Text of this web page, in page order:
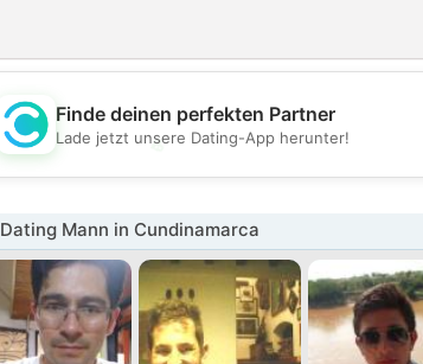
💖
Finde deinen perfekten Partner
Lade jetzt unsere Dating-App herunter!
Dating Mann in Cundinamarca